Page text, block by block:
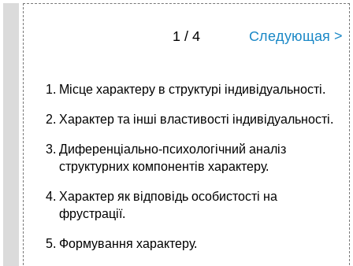
1 / 4 Следующая >
Місце характеру в структурі індивідуальності.
Характер та інші властивості індивідуальності.
Диференціально-психологічний аналіз
структурних компонентів характеру.
Характер як відповідь особистості на
фрустрації.
Формування характеру.